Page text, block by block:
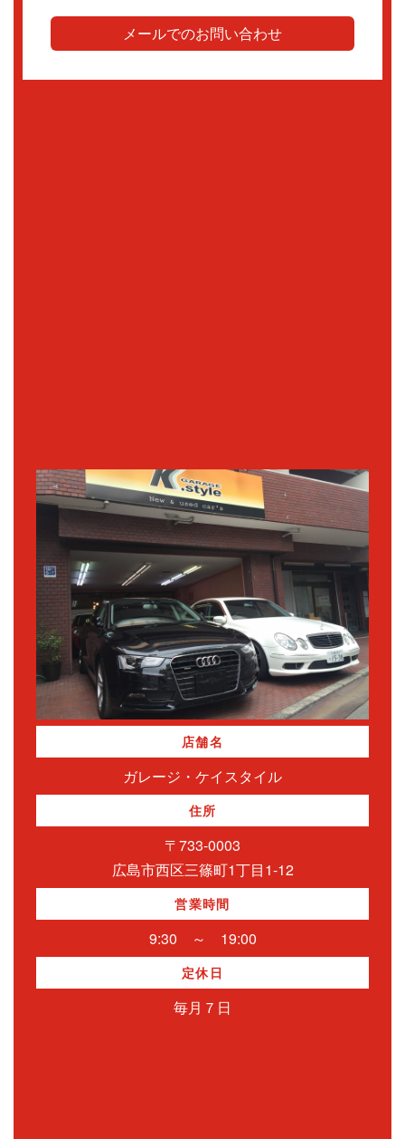
メールでのお問い合わせ
店舗名
ガレージ・ケイスタイル
住所
〒733-0003
広島市西区三篠町1丁目1-12
営業時間
9:30 ～ 19:00
定休日
毎月７日